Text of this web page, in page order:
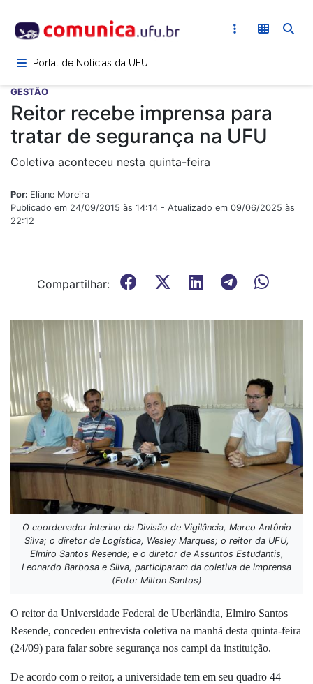
para
conteúdoPortal de Notícias da UFU
GESTÃO
Reitor recebe imprensa para
tratar de segurança na UFU
Coletiva aconteceu nesta quinta-feira
Por: Eliane Moreira
Publicado em 24/09/2015 às 14:14 - Atualizado em 09/06/2025 às
22:12
Compartilhar:
O coordenador interino da Divisão de Vigilância, Marco Antônio
Silva; o diretor de Logística, Wesley Marques; o reitor da UFU,
Elmiro Santos Resende; e o diretor de Assuntos Estudantis,
Leonardo Barbosa e Silva, participaram da coletiva de imprensa
(Foto: Milton Santos)
O reitor da Universidade Federal de Uberlândia, Elmiro Santos
Resende, concedeu entrevista coletiva na manhã desta quinta-feira
(24/09) para falar sobre segurança nos campi da instituição.
De acordo com o reitor, a universidade tem em seu quadro 44